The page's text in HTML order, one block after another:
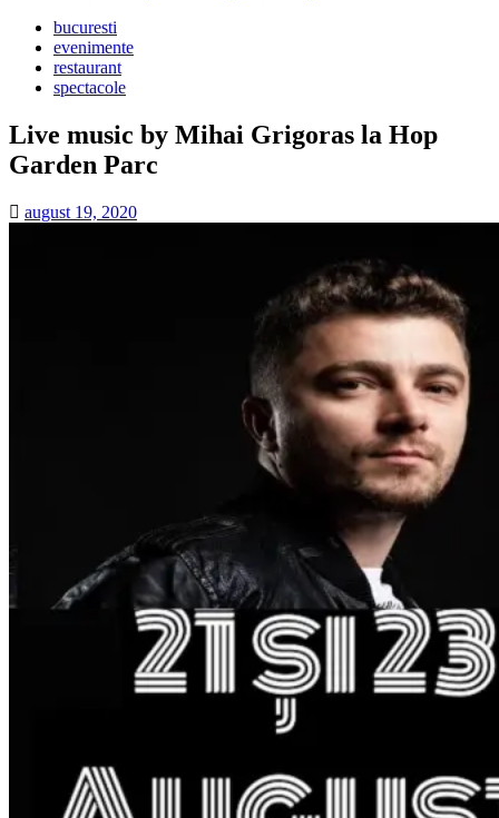
bucuresti
evenimente
restaurant
spectacole
Live music by Mihai Grigoras la Hop
Garden Parc
august 19, 2020